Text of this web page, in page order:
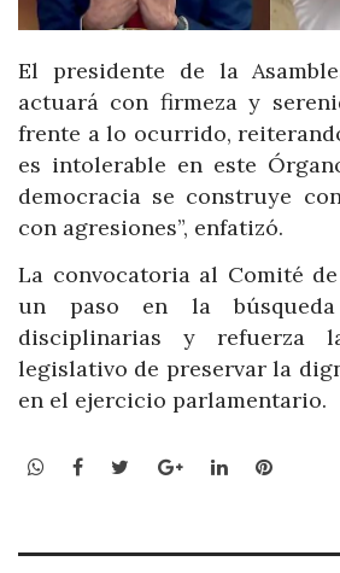
El presidente de la
actuará con firmeza y
frente a lo ocurrido,
es intolerable en este
democracia se construye
con agresiones”, enfatizó.
La convocatoria al Comité
un paso en la
disciplinarias y refuerza
legislativo de preservar la
en el ejercicio parlamentario.
WhatsApp
Facebook
TwitterGoogle+LinkedIn